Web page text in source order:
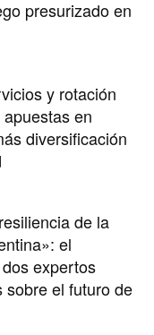
presurizado en
y rotación
en
diversificación
de la
el
expertos
sobre el futuro de